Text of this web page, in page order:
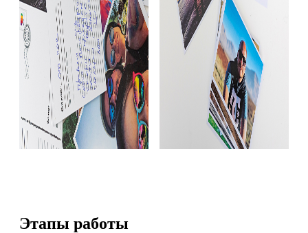
Этапы работы